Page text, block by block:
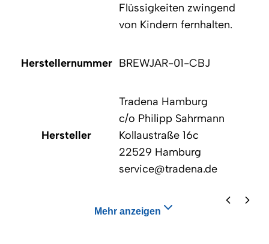
Flüssigkeiten zwingend
von Kindern fernhalten.
Herstellernummer BREWJAR-01-CBJ
Hersteller
Tradena Hamburg
c/o Philipp Sahrmann
Kollaustraße 16c
22529 Hamburg
service@tradena.de
Mehr anzeigen